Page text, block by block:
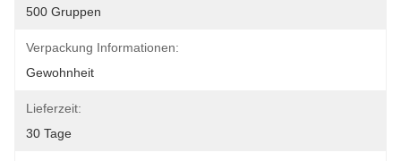
500 Gruppen
Verpackung Informationen:
Gewohnheit
Lieferzeit:
30 Tage